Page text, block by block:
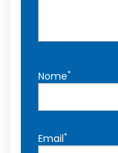
Nome*
Email*